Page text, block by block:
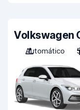
Volkswagen
Automático